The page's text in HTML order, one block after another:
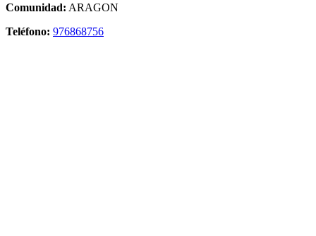
Comunidad: ARAGON
Teléfono: 976868756